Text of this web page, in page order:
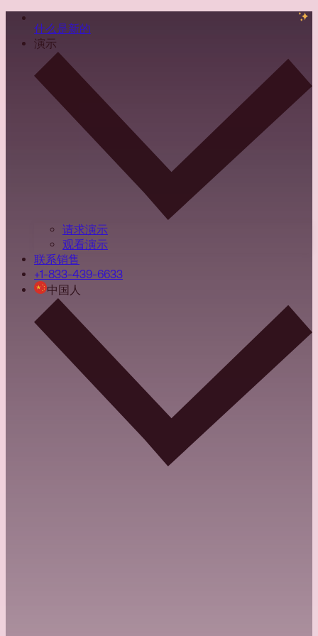
什么是新的
演示
请求演示
观看演示
联系销售
+1-833-439-6633
中国人